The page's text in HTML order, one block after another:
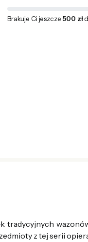
Brakuje Ci jeszcze 500 zł
tradycyjnych
z tej serii